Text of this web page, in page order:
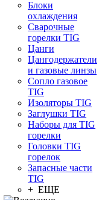
Блоки
охлаждения
Сварочные
горелки TIG
Цанги
Цангодержатели
и газовые линзы
Сопло газовое
TIG
Изоляторы TIG
Заглушки TIG
Наборы для TIG
горелки
Головки TIG
горелок
Запасные части
TIG
+ ЕЩЕ